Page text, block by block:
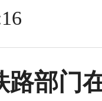
路部门